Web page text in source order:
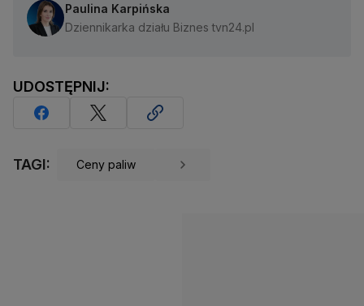
Paulina Karpińska
Dziennikarka działu Biznes tvn24.pl
UDOSTĘPNIJ:
TAGI: Ceny paliw